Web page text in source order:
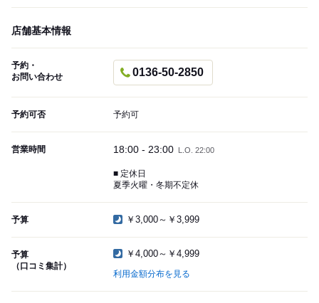
店舗基本情報
予約・
お問い合わせ
0136-50-2850
予約可否 予約可
営業時間 18:00 - 23:00 L.O. 22:00
■ 定休日
夏季火曜・冬期不定休
予算 ￥3,000～￥3,999
予算
（口コミ集計）
￥4,000～￥4,999
利用金額分布を見る